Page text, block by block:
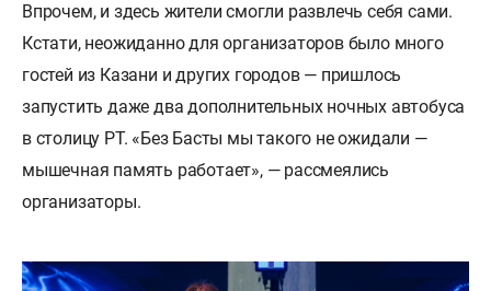
Впрочем, и здесь жители смогли развлечь себя сами.
Кстати, неожиданно для организаторов было много
гостей из Казани и других городов — пришлось
запустить даже два дополнительных ночных автобуса
в столицу РТ. «Без Басты мы такого не ожидали —
мышечная память работает», — рассмеялись
организаторы.